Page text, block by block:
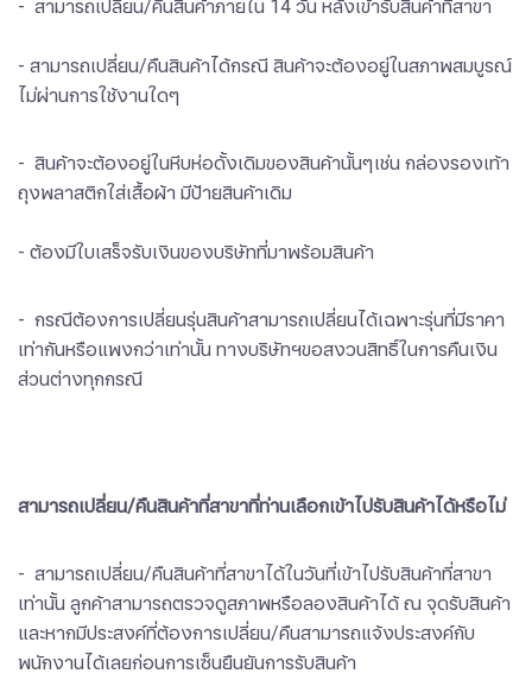
- สามารถเปลี่ยน/คืนสินค้าภายใน 14 วัน หลังเข้ารับสินค้าที่สาขา
- สามารถเปลี่ยน/คืนสินค้าได้กรณี สินค้าจะต้องอยู่ในสภาพสมบูรณ์
ไม่ผ่านการใช้งานใดๆ
- สินค้าจะต้องอยู่ในหีบห่อดั้งเดิมของสินค้านั้นๆเช่น กล่องรองเท้า
ถุงพลาสติกใส่เสื้อผ้า มีป้ายสินค้าเดิม
- ต้องมีใบเสร็จรับเงินของบริษัทที่มาพร้อมสินค้า
- กรณีต้องการเปลี่ยนรุ่นสินค้าสามารถเปลี่ยนได้เฉพาะรุ่นที่มีราคา
เท่ากันหรือแพงกว่าเท่านั้น ทางบริษัทฯขอสงวนสิทธิ์ในการคืนเงิน
ส่วนต่างทุกกรณี
สามารถเปลี่ยน/คืนสินค้าที่สาขาที่ท่านเลือกเข้าไปรับสินค้าได้หรือไม่
- สามารถเปลี่ยน/คืนสินค้าที่สาขาได้ในวันที่เข้าไปรับสินค้าที่สาขา
เท่านั้น ลูกค้าสามารถตรวจดูสภาพหรือลองสินค้าได้ ณ จุดรับสินค้า
และหากมีประสงค์ที่ต้องการเปลี่ยน/คืนสามารถแจ้งประสงค์กับ
พนักงานได้เลยก่อนการเซ็นยืนยันการรับสินค้า